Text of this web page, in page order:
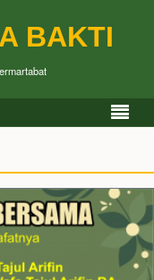
BAKTI